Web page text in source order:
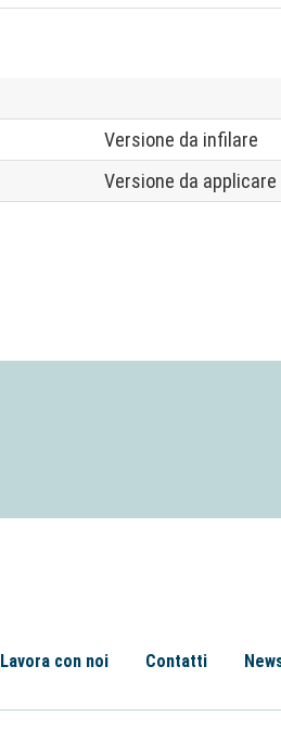
Versione da infilare
Versione da
Lavora con noi Contatti